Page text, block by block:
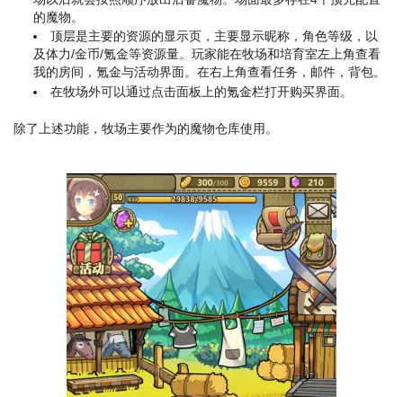
的魔物。
顶层是主要的资源的显示页，主要显示昵称，角色等级，以
及体力/金币/氪金等资源量。玩家能在牧场和培育室左上角查看
我的房间，氪金与活动界面。在右上角查看任务，邮件，背包。
在牧场外可以通过点击面板上的氪金栏打开购买界面。
除了上述功能，牧场主要作为的魔物仓库使用。